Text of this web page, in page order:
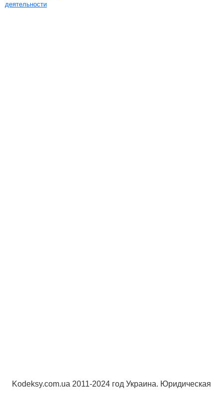
деятельности
Kodeksy.com.ua 2011-2024 год Украина. Юридическая